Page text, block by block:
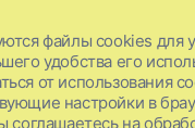
хозяйству в доме
везли всё: от
бумаги до пилочек и
файлы cookies для
удобства его
от использования
настройки в
соглашаетесь на